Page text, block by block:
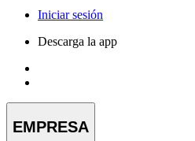
Iniciar sesión
Descarga la app
EMPRESA